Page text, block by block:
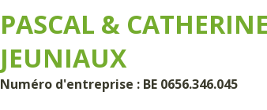
PASCAL &
JEUNIAUX
Numéro d'entreprise : BE 0656.346.045